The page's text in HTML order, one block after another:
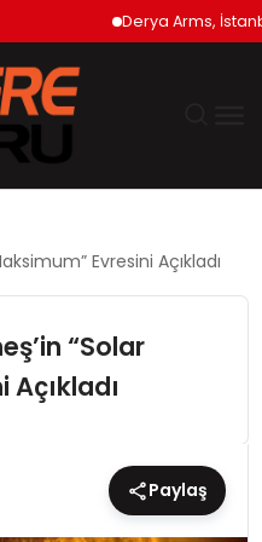
Derya Arms, İstanbul
Evresini Açıkladı
“Solar
Açıkladı
Paylaş